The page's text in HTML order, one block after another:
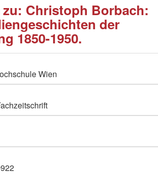
zu: Christoph Borbach:
der
1850-1950.
Wien